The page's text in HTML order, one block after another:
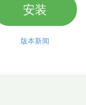
安装
版本新闻